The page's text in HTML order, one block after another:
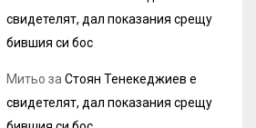
свидетелят, дал показания срещу
бившия си бос
Митьо за Стоян Тенекеджиев е
свидетелят, дал показания срещу